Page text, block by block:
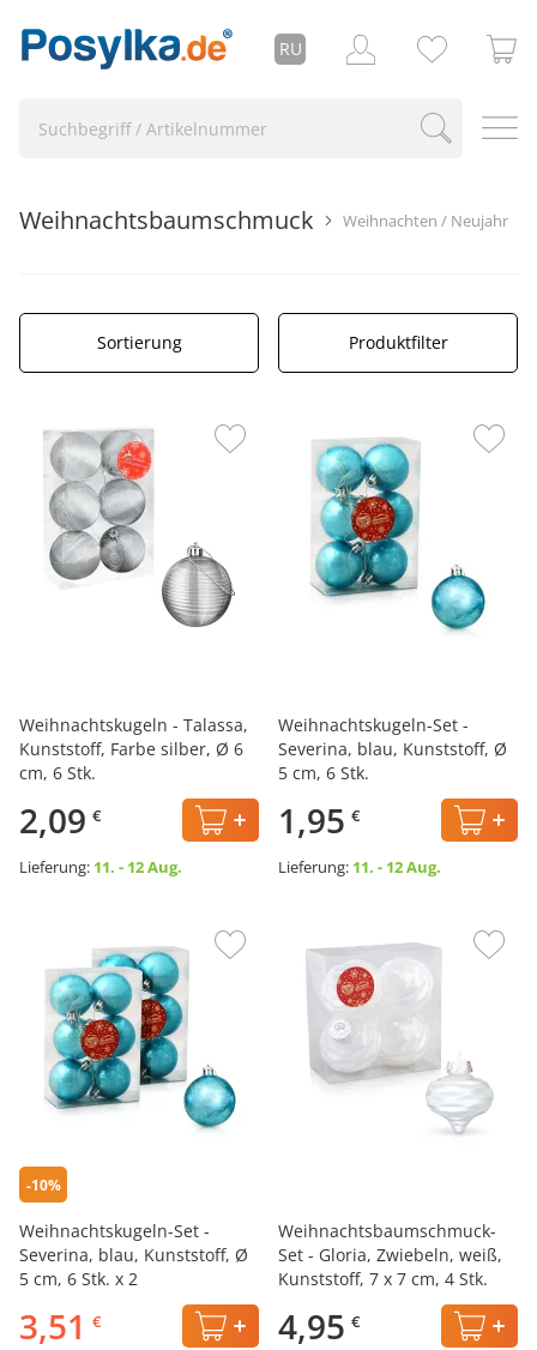
RU
Weihnachten / Neujahr
Weihnachtsbaumschmuck
Sortierung Produktfilter
Weihnachtskugeln - Talassa,
Kunststoff, Farbe silber, Ø 6
cm, 6 Stk.
2,09 €
Lieferung: 11. - 12 Aug.
Weihnachtskugeln-Set -
Severina, blau, Kunststoff, Ø
5 cm, 6 Stk.
1,95 €
Lieferung: 11. - 12 Aug.
-10%
Weihnachtskugeln-Set -
Severina, blau, Kunststoff, Ø
5 cm, 6 Stk. х 2
3,51 €
Weihnachtsbaumschmuck-
Set - Gloria, Zwiebeln, weiß,
Kunststoff, 7 x 7 cm, 4 Stk.
4,95 €